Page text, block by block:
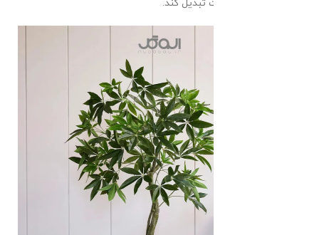
کنجی خاص و متفاوت تبدیل کند.